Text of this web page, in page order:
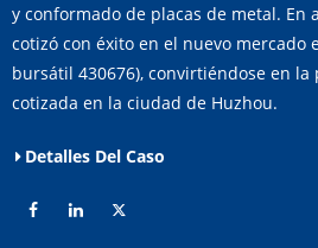
y conformado de placas de metal. En
cotizó con éxito en el nuevo mercado
bursátil 430676), convirtiéndose en
cotizada en la ciudad de Huzhou.
Detalles Del Caso